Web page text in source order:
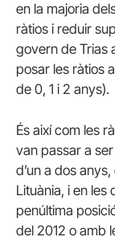
en la majoria
ràtios i reduir
govern de Trias
posar les ràtios
de 0, 1 i 2 anys).
És així com les
van passar a
d’un a dos
Lituània, i en
penúltima
del 2012 o amb